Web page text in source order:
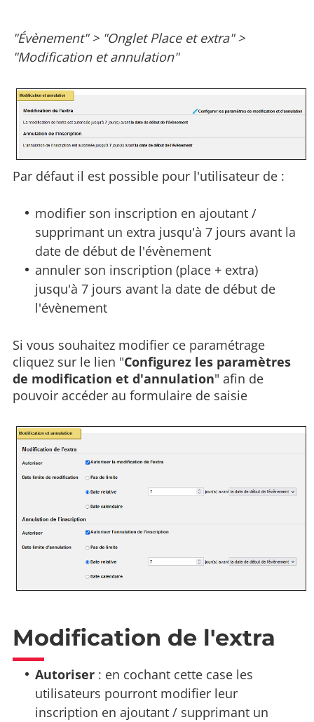
"Évènement" > "Onglet Place et extra" >
"Modification et annulation"
Par défaut il est possible pour l'utilisateur de :
modifier son inscription en ajoutant /
supprimant un extra jusqu'à 7 jours avant la
date de début de l'évènement
annuler son inscription (place + extra)
jusqu'à 7 jours avant la date de début de
l'évènement
Si vous souhaitez modifier ce paramétrage
cliquez sur le lien "Configurez les paramètres
de modification et d'annulation" afin de
pouvoir accéder au formulaire de saisie
Modification de l'extra
Autoriser : en cochant cette case les
utilisateurs pourront modifier leur
inscription en ajoutant / supprimant un